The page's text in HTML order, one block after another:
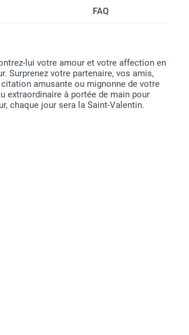
FAQ
lui votre amour et votre affection en
Surprenez votre partenaire, vos amis,
amusante ou mignonne de votre
extraordinaire à portée de main pour
chaque jour sera la Saint-Valentin.